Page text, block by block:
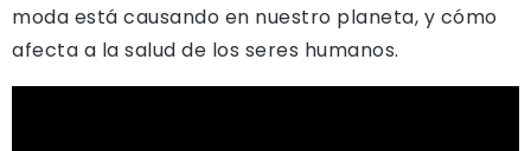
moda está causando en nuestro planeta, y cómo
afecta a la salud de los seres humanos.